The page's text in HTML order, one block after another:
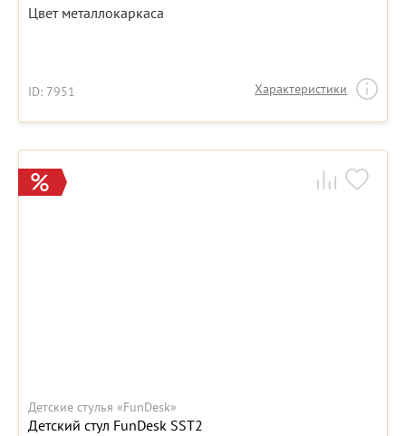
Цвет металлокаркаса
ID: 7951 Характеристики
Детские стулья «FunDesk»
Детский стул FunDesk SST2